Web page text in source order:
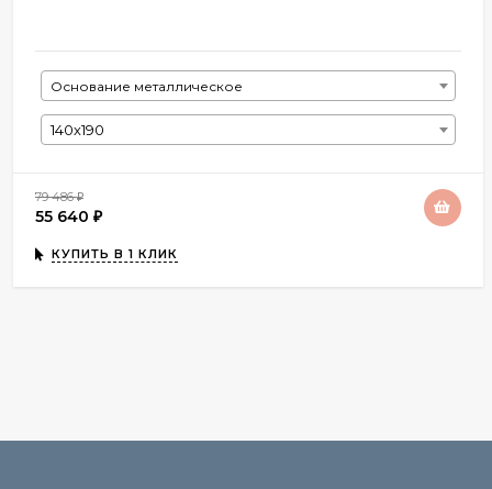
Основание металлическое
140х190
79 486₽
55 640 ₽
КУПИТЬ В 1 КЛИК